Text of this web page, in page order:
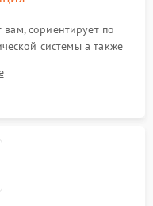
сориентирует по
системы а также